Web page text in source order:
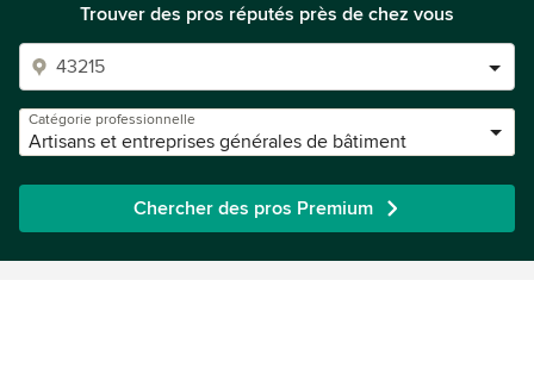
Trouver des pros réputés près de chez vous
Catégorie professionnelle
Artisans et entreprises générales de bâtiment
Chercher des pros Premium